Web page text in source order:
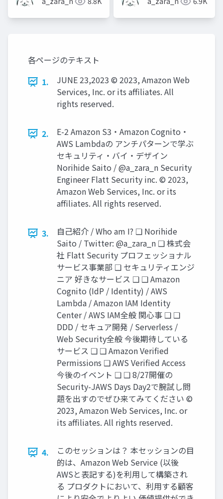
各ページのテキスト
1.
JUNE 23,2023 © 2023, Amazon Web
Services, Inc. or its affiliates. All
rights reserved.
2.
E-2 Amazon S3・Amazon Cognito・
AWS Lambdaの アンチパターンで学ぶ
セキュリティ・バイ・デザイン
Norihide Saito / @a_zara_n Security
Engineer Flatt Security inc. © 2023,
Amazon Web Services, Inc. or its
affiliates. All rights reserved.
3.
自己紹介 / Who am I? ❑ Norihide
Saito / Twitter: @a_zara_n ❑ 株式会
社 Flatt Security プロフェッショナル
サービス事業部 ❑ セキュリティエンジ
ニア 好きなサービス ❑ ❑ Amazon
Cognito (IdP / Identity) / AWS
Lambda / Amazon IAM Identity
Center / AWS IAM全般 関心事 ❑ ❑
DDD / セキュア開発 / Serverless /
Web Security全般 今後期待している
サービス ❑ ❑ Amazon Verified
Permissions ❑ AWS Verified Access
今後のイベント ❑ ❑ 8/27開催の
Security-JAWS Days Day2で腕試し問
題を出すのでぜひ来てみてください ©
2023, Amazon Web Services, Inc. or
its affiliates. All rights reserved.
4.
このセッションは？ 本セッションの目
的は、Amazon Web Service (以後
AWSと表記する)を利用して構築され
る プロダクトにおいて、利用する顧客